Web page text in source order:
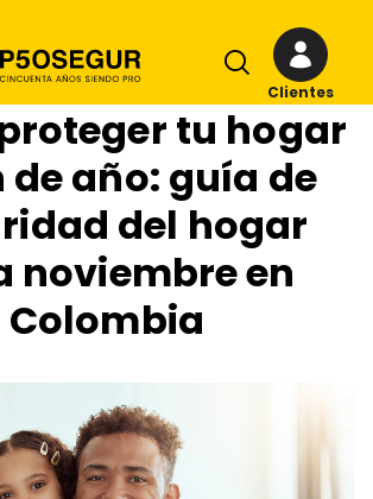
Clientes
tu hogar
de año: guía de
del hogar
noviembre en
Colombia